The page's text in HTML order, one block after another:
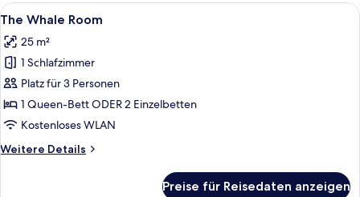
Alle
Fotos
für
The
Whale
Room
anzeigen
Ein Schlafzimmer mit einem Bett,
6
The Whale Room
25 m²
1 Schlafzimmer
Platz für 3 Personen
1 Queen-Bett ODER 2 Einzelbetten
Kostenloses WLAN
Weitere Details
Weitere
Preise für Reisedaten anzeigen